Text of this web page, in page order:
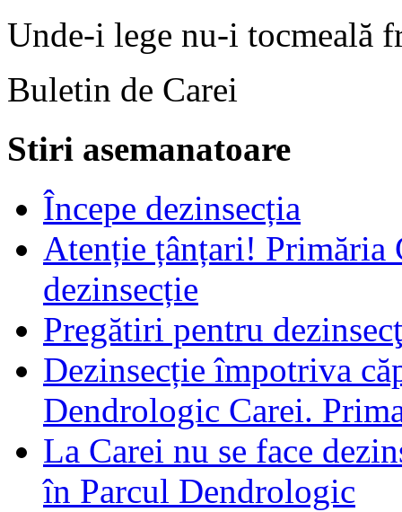
Unde-i lege nu-i tocmeală
Buletin de Carei
Stiri asemanatoare
Începe dezinsecția
Atenție țânțari! Primăria
dezinsecție
Pregătiri pentru
Dezinsecție împotriva
Dendrologic Carei.
La Carei nu se face
în Parcul Dendrologic